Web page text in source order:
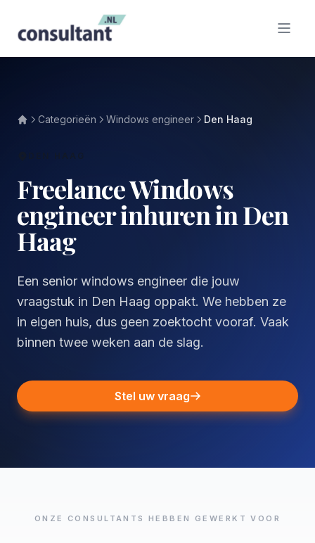
Categorieën Windows engineer Den Haag
Freelance Windows
engineer inhuren in Den
Haag
Een senior windows engineer die jouw
vraagstuk in Den Haag oppakt. We hebben ze
in eigen huis, dus geen zoektocht vooraf. Vaak
binnen twee weken aan de slag.
Stel uw vraag
ONZE CONSULTANTS HEBBEN GEWERKT VOOR